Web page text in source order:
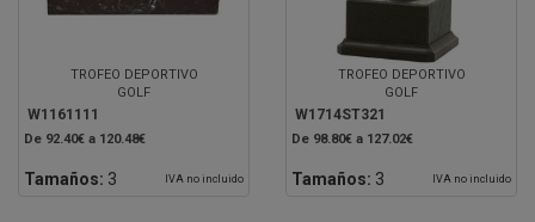
TROFEO DEPORTIVO
GOLF
W1161111
De 92.40€ a 120.48€
Tamaños: 3 IVA no incluido
TROFEO DEPORTIVO
GOLF
W1714ST321
De 98.80€ a 127.02€
Tamaños: 3 IVA no incluido